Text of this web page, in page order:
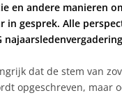
en andere manieren
gesprek. Alle
dat de stem van
opgeschreven, maar